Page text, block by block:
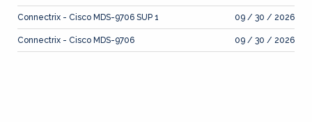
Connectrix - Cisco MDS-9706 SUP 1 09 / 30 / 2026
Connectrix - Cisco MDS-9706 09 / 30 / 2026